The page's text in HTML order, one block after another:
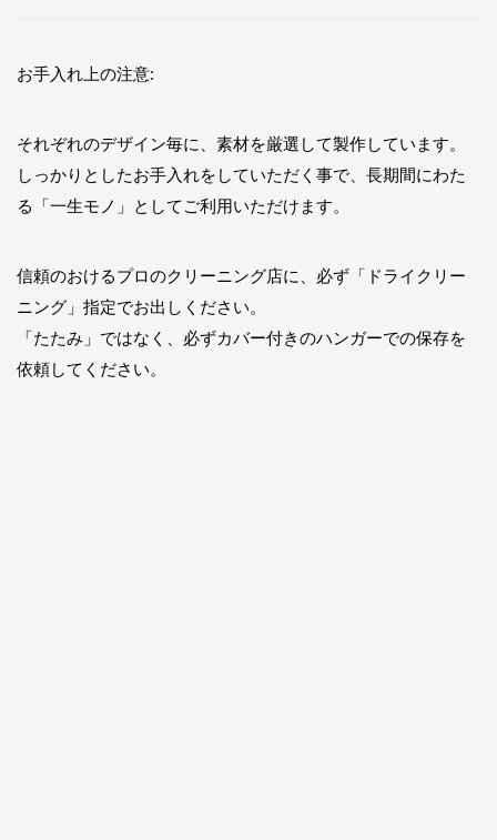
お手入れ上の注意:
それぞれのデザイン毎に、素材を厳選して製作しています。
しっかりとしたお手入れをしていただく事で、長期間にわた
る「一生モノ」としてご利用いただけます。
信頼のおけるプロのクリーニング店に、必ず「ドライクリー
ニング」指定でお出しください。
「たたみ」ではなく、必ずカバー付きのハンガーでの保存を
依頼してください。